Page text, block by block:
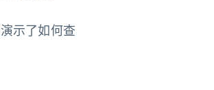
示了如何查